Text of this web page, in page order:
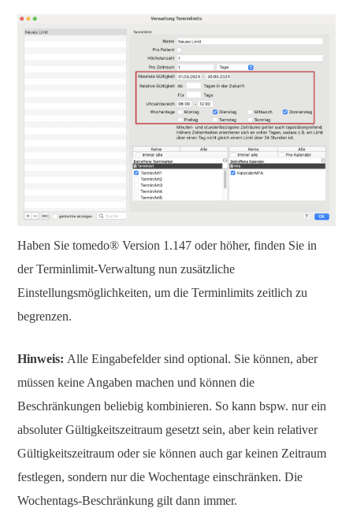
Haben Sie tomedo® Version 1.147 oder höher, finden Sie in
der Terminlimit-Verwaltung nun zusätzliche
Einstellungsmöglichkeiten, um die Terminlimits zeitlich zu
begrenzen.
Hinweis: Alle Eingabefelder sind optional. Sie können, aber
müssen keine Angaben machen und können die
Beschränkungen beliebig kombinieren. So kann bspw. nur ein
absoluter Gültigkeitszeitraum gesetzt sein, aber kein relativer
Gültigkeitszeitraum oder sie können auch gar keinen Zeitraum
festlegen, sondern nur die Wochentage einschränken. Die
Wochentags-Beschränkung gilt dann immer.